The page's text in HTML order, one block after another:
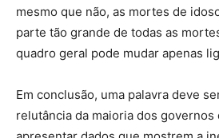
mesmo que não, as mortes de
parte tão grande de todas as
quadro geral pode mudar apenas
Em conclusão, uma palavra deve
relutância da maioria dos governos